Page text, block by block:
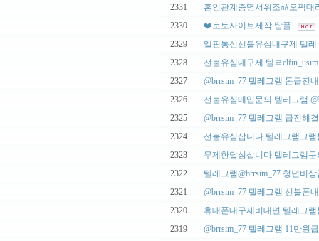
2331
혼인관계증명서위조㎁오픽대
2330
❤️토토사이트제작 탑플..
2329
엘핀통신선불유심내구제 텔레
2328
선불유심내구제 텔ㄹ
2327
@brrsim_77 텔레그램 돈급전
2326
선불유심매입문의 텔레그램
2325
@brrsim_77 텔레그램 급전해
2324
선불유심삽니다 텔레그램그램
2323
무제한달심삽니다 텔레그램문
2322
텔레그램@brrsim_77 청년비
2321
@brrsim_77 텔레그램 선불폰
2320
휴대폰내구제비대면 텔레그램
2319
@brrsim_77 텔레그램 11만원